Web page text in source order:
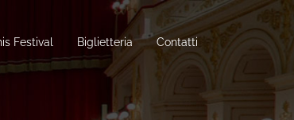
Festival Biglietteria Contatti